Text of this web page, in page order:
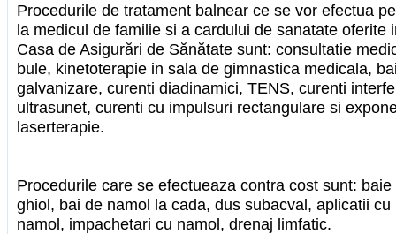
Procedurile de tratament balnear ce se vor efectua
la medicul de familie si a cardului de sanatate oferite
Casa de Asigurări de Sănătate sunt: consultatie
bule, kinetoterapie in sala de gimnastica medicala,
galvanizare, curenti diadinamici, TENS, curenti
ultrasunet, curenti cu impulsuri rectangulare si
laserterapie.
Procedurile care se efectueaza contra cost sunt:
ghiol, bai de namol la cada, dus subacval, aplicatii
namol, impachetari cu namol, drenaj limfatic.